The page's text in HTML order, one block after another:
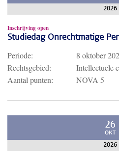
2026
Inschrijving open
Studiedag Onrechtmatige
Periode:
8 oktober
Rechtsgebied:
Intellectuele
Aantal punten:
NOVA 5
26
OKT
2026